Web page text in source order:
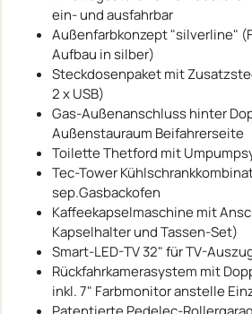
ein- und ausfahrbar
Außenfarbkonzept "silverline"
Aufbau in silber)
Steckdosenpaket mit
2 x USB)
Gas-Außenanschluss hinter
Außenstauraum Beifahrerseite
Toilette Thetford mit
Tec-Tower
sep.Gasbackofen
Kaffeekapselmaschine mit
Kapselhalter und Tassen-Set)
Smart-LED-TV 32" für TV-
Rückfahrkamerasystem mit
inkl. 7" Farbmonitor anstelle